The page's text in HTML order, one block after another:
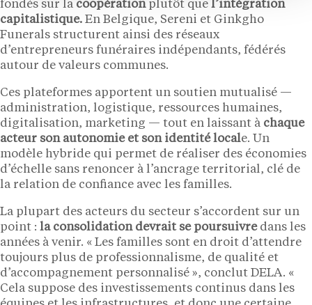
fondés sur la coopération plutôt que l’intégration
capitalistique. En Belgique, Sereni et Ginkgho
Funerals structurent ainsi des réseaux
d’entrepreneurs funéraires indépendants, fédérés
autour de valeurs communes.
Ces plateformes apportent un soutien mutualisé —
administration, logistique, ressources humaines,
digitalisation, marketing — tout en laissant à chaque
acteur son autonomie et son identité locale. Un
modèle hybride qui permet de réaliser des économies
d’échelle sans renoncer à l’ancrage territorial, clé de
la relation de confiance avec les familles.
La plupart des acteurs du secteur s’accordent sur un
point : la consolidation devrait se poursuivredans les
années à venir. « Les familles sont en droit d’attendre
toujours plus de professionnalisme, de qualité et
d’accompagnement personnalisé », conclut DELA. «
Cela suppose des investissements continus dans les